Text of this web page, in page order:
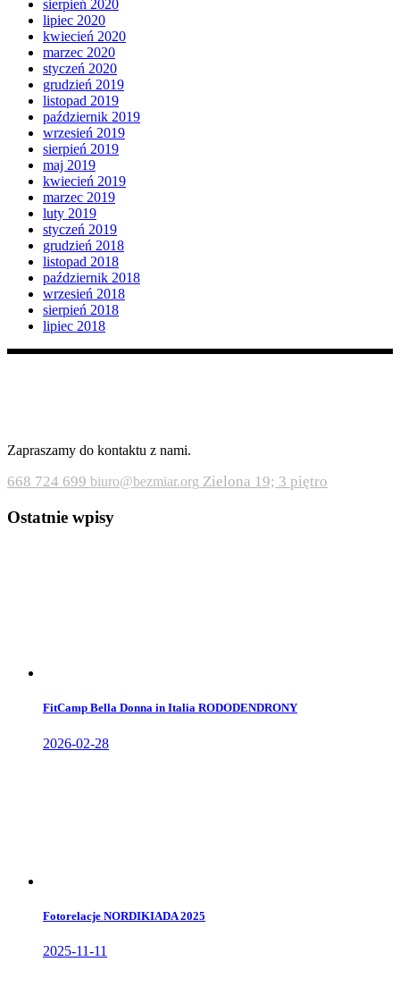
sierpień 2020
lipiec 2020
kwiecień 2020
marzec 2020
styczeń 2020
grudzień 2019
listopad 2019
październik 2019
wrzesień 2019
sierpień 2019
maj 2019
kwiecień 2019
marzec 2019
luty 2019
styczeń 2019
grudzień 2018
listopad 2018
październik 2018
wrzesień 2018
sierpień 2018
lipiec 2018
Zapraszamy do kontaktu z nami.
668 724 699 biuro@bezmiar.org Zielona 19; 3 piętro
Ostatnie wpisy
FitCamp Bella Donna in Italia RODODENDRONY
2026-02-28
Fotorelacje NORDIKIADA 2025
2025-11-11